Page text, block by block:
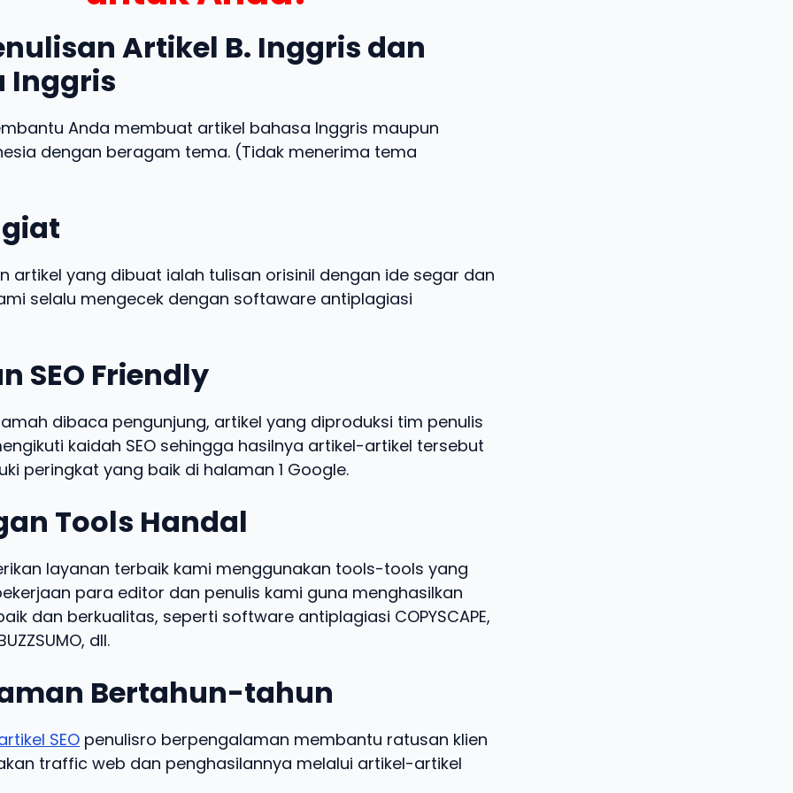
Artikel B. Inggris dan
Inggris
Anda membuat artikel bahasa Inggris maupun
dengan beragam tema. (Tidak menerima tema
artikel yang dibuat ialah tulisan orisinil dengan ide segar dan
selalu mengecek dengan softaware antiplagiasi
SEO Friendly
dibaca pengunjung, artikel yang diproduksi tim penulis
kaidah SEO sehingga hasilnya artikel-artikel tersebut
peringkat yang baik di halaman 1 Google.
Tools Handal
layanan terbaik kami menggunakan tools-tools yang
para editor dan penulis kami guna menghasilkan
dan berkualitas, seperti software antiplagiasi COPYSCAPE,
dll.
Bertahun-tahun
SEO penulisro berpengalaman membantu ratusan klien
traffic web dan penghasilannya melalui artikel-artikel